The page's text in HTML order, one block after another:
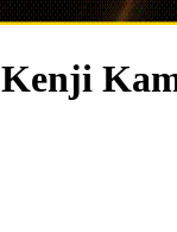
Kenji